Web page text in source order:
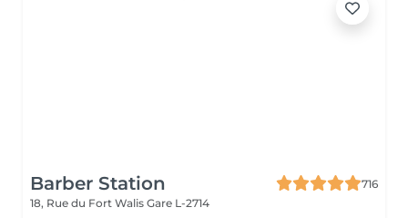
Barber Station
716
18, Rue du Fort Walis Gare L-2714